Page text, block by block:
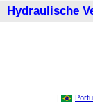
Hydraulische
|